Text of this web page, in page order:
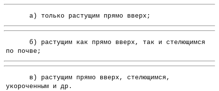
а) только растущим прямо вверх;
б) растущим как прямо вверх, так и стелющимся
по почве;
в) растущим прямо вверх, стелющимся,
укороченным и др.